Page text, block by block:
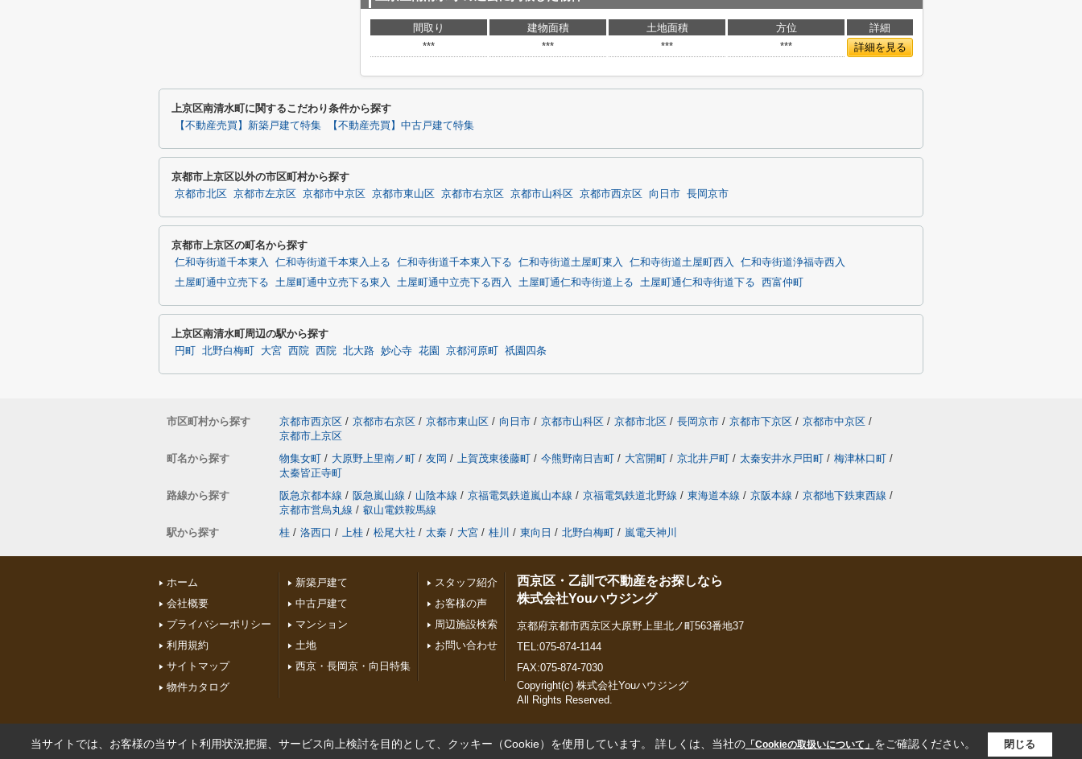
間取り 建物面積 土地面積 方位
詳細
***
*** *** *** 詳細を見る
上京区南清水町に関するこだわり条件から探す
【不動産売買】新築戸建て特集 【不動産売買】中古戸建て特集
京都市上京区以外の市区町村から探す
京都市北区 京都市左京区 京都市中京区 京都市東山区 京都市右京区 京都市山科区 京都市西京区 向日市 長岡京市
京都市上京区の町名から探す
仁和寺街道千本東入 仁和寺街道千本東入上る 仁和寺街道千本東入下る 仁和寺街道土屋町東入 仁和寺街道土屋町西入
仁和寺街道浄福寺西入
土屋町通中立売下る
土屋町通中立売下る東入 土屋町通中立売下る西入 土屋町通仁和寺街道上る 土屋町通仁和寺街道下る 西富仲町
上京区南清水町周辺の駅から探す
円町 北野白梅町 大宮 西院 西院 北大路 妙心寺 花園 京都河原町 祇園四条
市区町村から探す 京都市西京区 / 京都市右京区 / 京都市東山区 / 向日市 / 京都市山科区 / 京都市北区 / 長岡京市 / 京都市下京区 / 京都市中京区 /
京都市上京区
町名から探す
物集女町 / 大原野上里南ノ町 / 友岡 / 上賀茂東後藤町 / 今熊野南日吉町 / 大宮開町 / 京北井戸町 / 太秦安井水戸田町 / 梅津林口町 /
太秦皆正寺町
路線から探す
阪急京都本線 / 阪急嵐山線 / 山陰本線 / 京福電気鉄道嵐山本線 / 京福電気鉄道北野線 / 東海道本線 / 京阪本線 / 京都地下鉄東西線 /
京都市営烏丸線 / 叡山電鉄鞍馬線
駅から探す
桂 / 洛西口 / 上桂 / 松尾大社 / 太秦 / 大宮 / 桂川 / 東向日 / 北野白梅町 / 嵐電天神川
ホーム
会社概要
プライバシーポリシー
利用規約
サイトマップ
物件カタログ
新築戸建て
中古戸建て
マンション
土地
西京・長岡京・向日特集
スタッフ紹介
お客様の声
周辺施設検索
お問い合わせ
西京区・乙訓で不動産をお探しなら
株式会社Youハウジング
京都府京都市西京区大原野上里北ノ町563番地37
TEL:075-874-1144
FAX:075-874-7030
Copyright(c) 株式会社Youハウジング
All Rights Reserved.
当サイトでは、お客様の当サイト利用状況把握、サービス向上検討を目的として、クッキー（Cookie）を使用しています。 詳しくは、当社の「Cookieの取扱いについて」 をご確認ください。 閉じる